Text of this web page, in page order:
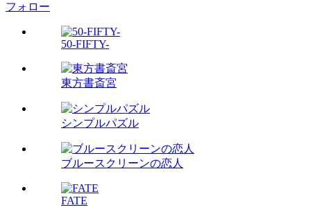
フォロー
50-FIFTY-
東方書斎宮
シンプルパズル
ブルースクリーンの恋人
FATE